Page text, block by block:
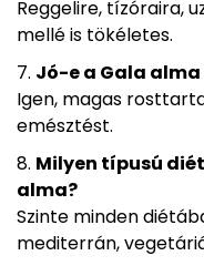
Reggelire, tízóraira,
mellé is tökéletes.
Jó-e a Gala
Igen, magas
emésztést.
Milyen típusú
alma?
Szinte minden
mediterrán,